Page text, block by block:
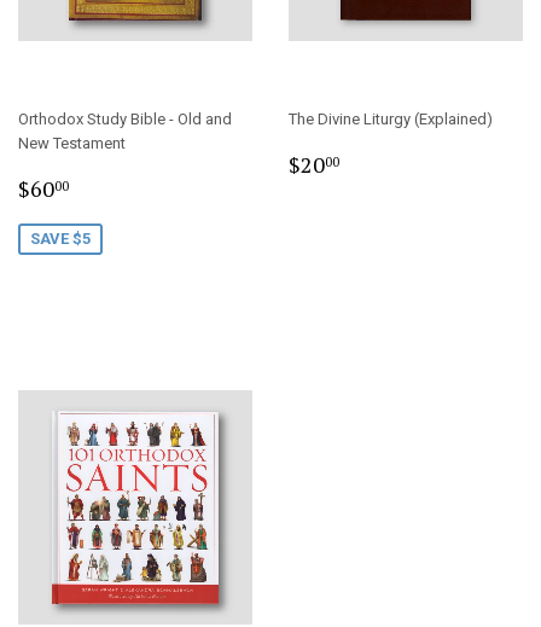
Orthodox Study Bible - Old and
New Testament
Sale
$6000
SAVE $5
The Divine Liturgy (Explained)
Regular
$2000